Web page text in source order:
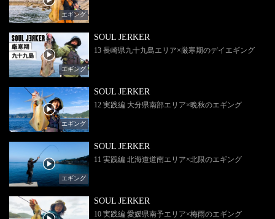
エギング
エギング
SOUL JERKER
13 長崎県九十九島エリア×厳寒期のデイエギング
エギング
SOUL JERKER
12 実践編 大分県南部エリア×晩秋のエギング
エギング
SOUL JERKER
11 実践編 北海道道南エリア×北限のエギング
SOUL JERKER
10 実践編 愛媛県南予エリア×梅雨のエギング